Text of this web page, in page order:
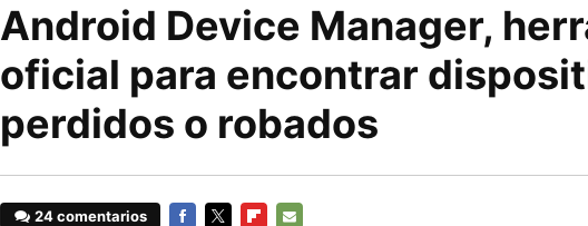
Android Device Manager,
oficial para encontrar
perdidos o robados
24 comentarios